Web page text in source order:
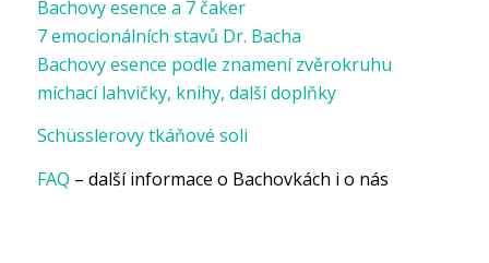
Bachovy esence a 7 čaker
7 emocionálních stavů Dr. Bacha
Bachovy esence podle znamení zvěrokruhu
míchací lahvičky, knihy, další doplňky
Schüsslerovy tkáňové soli
FAQ – další informace o Bachovkách i o nás